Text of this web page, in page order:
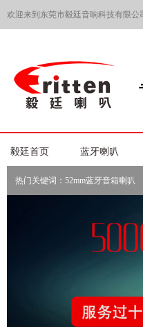
欢迎来到东莞市毅廷音响科技有限公
毅廷首页 蓝牙喇叭
热门关键词： 52mm蓝牙音箱喇叭